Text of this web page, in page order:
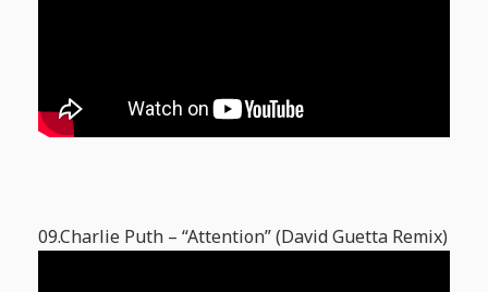
09.Charlie Puth – “Attention” (David Guetta Remix)